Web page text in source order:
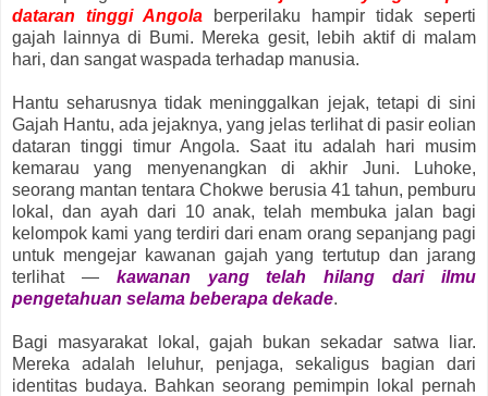
dataran tinggi Angola berperilaku hampir tidak seperti
gajah lainnya di Bumi. Mereka gesit, lebih aktif di malam
hari, dan sangat waspada terhadap manusia.
Hantu seharusnya tidak meninggalkan jejak, tetapi di sini
Gajah Hantu, ada jejaknya, yang jelas terlihat di pasir eolian
dataran tinggi timur Angola. Saat itu adalah hari musim
kemarau yang menyenangkan di akhir Juni. Luhoke,
seorang mantan tentara Chokwe berusia 41 tahun, pemburu
lokal, dan ayah dari 10 anak, telah membuka jalan bagi
kelompok kami yang terdiri dari enam orang sepanjang pagi
untuk mengejar kawanan gajah yang tertutup dan jarang
terlihat — kawanan yang telah hilang dari ilmu
pengetahuan selama beberapa dekade.
Bagi masyarakat lokal, gajah bukan sekadar satwa liar.
Mereka adalah leluhur, penjaga, sekaligus bagian dari
identitas budaya. Bahkan seorang pemimpin lokal pernah